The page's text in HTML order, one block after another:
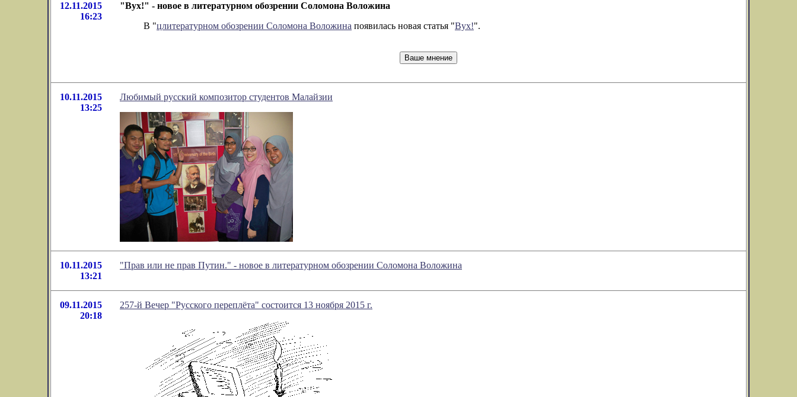
12.11.2015
16:23
"Вух!" - новое в литературном обозрении Соломона Воложина
В "цлитературном обозрении Соломона Воложина появилась новая статья "Вух!".
10.11.2015
13:25
Любимый русский композитор студентов Малайзии
10.11.2015
13:21
"Прав или не прав Путин." - новое в литературном обозрении Соломона Воложина
09.11.2015
20:18
257-й Вечер "Русского переплёта" состоится 13 ноября 2015 г.